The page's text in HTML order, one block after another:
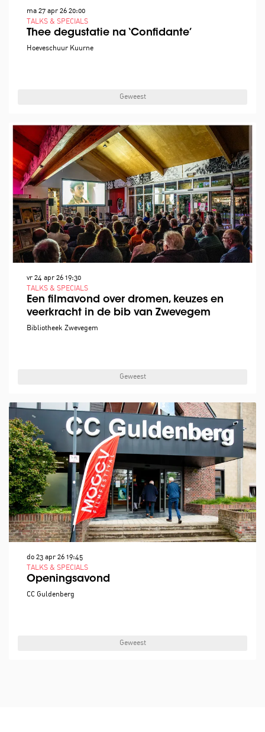
Thee degustatie na ‘Confidante’
TALKS & SPECIALS
ma 27 apr 26 20:00
Hoeveschuur Kuurne
Geweest
Een filmavond over dromen, keuzes en
veerkracht in de bib van Zwevegem
TALKS & SPECIALS
vr 24 apr 26 19:30
Bibliotheek Zwevegem
Geweest
Openingsavond
TALKS & SPECIALS
do 23 apr 26 19:45
CC Guldenberg
Geweest